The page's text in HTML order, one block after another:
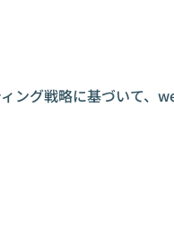
ング戦略に基づいて、